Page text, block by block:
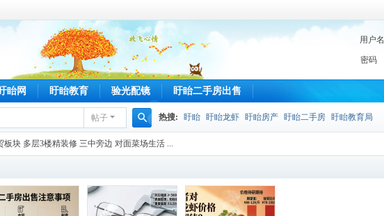
用户名
密码
眙网 盱眙教育 验光配镜 盱眙二手房出售
帖子
搜
索
热搜: 盱眙 盱眙龙虾 盱眙房产 盱眙二手房 盱眙教育局
板块 多层3楼精装修 三中旁边 对面菜场生活 ...